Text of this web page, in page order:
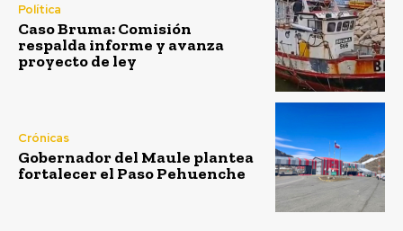
Política
Caso Bruma: Comisión
respalda informe y avanza
proyecto de ley
Crónicas
Gobernador del Maule plantea
fortalecer el Paso Pehuenche